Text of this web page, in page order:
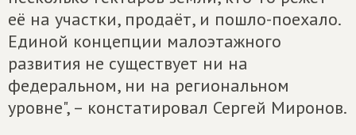
её на участки, продаёт, и пошло-поехало.
Единой концепции малоэтажного
развития не существует ни на
федеральном, ни на региональном
уровне", – констатировал Сергей Миронов.